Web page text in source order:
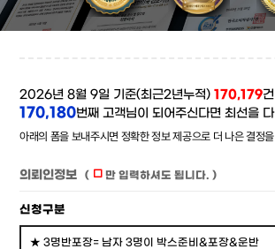
2026년 8월 9일 기준(최근2년누적) 170,179
170,180번째 고객님이 되어주신다면 최선을
아래의 폼을 보내주시면 정확한 정보 제공으로 더 나은 결정
의뢰인정보 ( 만 입력하셔도 됩니다. )
신청구분